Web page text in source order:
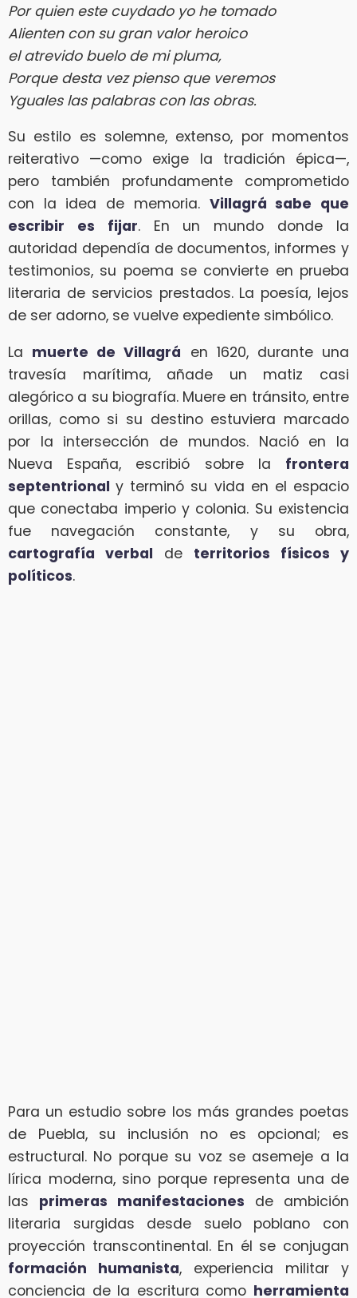
Por quien este cuydado yo he tomado
Alienten con su gran valor heroico
el atrevido buelo de mi pluma,
Porque desta vez pienso que veremos
Yguales las palabras con las obras.
Su estilo es solemne, extenso, por momentos
reiterativo —como exige la tradición épica—,
pero también profundamente comprometido
con la idea de memoria. Villagrá sabe que
escribir es fijar. En un mundo donde la
autoridad dependía de documentos, informes y
testimonios, su poema se convierte en prueba
literaria de servicios prestados. La poesía, lejos
de ser adorno, se vuelve expediente simbólico.
La muerte de Villagrá en 1620, durante una
travesía marítima, añade un matiz casi
alegórico a su biografía. Muere en tránsito, entre
orillas, como si su destino estuviera marcado
por la intersección de mundos. Nació en la
Nueva España, escribió sobre la frontera
septentrionaly terminó su vida en el espacio
que conectaba imperio y colonia. Su existencia
fue navegación constante, y su obra,
cartografía verbal de territorios físicos y
políticos.
Para un estudio sobre los más grandes poetas
de Puebla, su inclusión no es opcional; es
estructural. No porque su voz se asemeje a la
lírica moderna, sino porque representa una de
las primeras manifestaciones de ambición
literaria surgidas desde suelo poblano con
proyección transcontinental. En él se conjugan
formación humanista, experiencia militar y
conciencia de la escritura como herramienta